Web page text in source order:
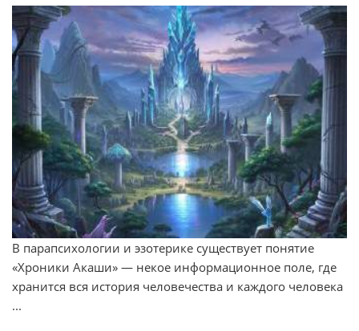
В парапсихологии и эзотерике существует понятие
«Хроники Акаши» — некое информационное поле, где
хранится вся история человечества и каждого человека
...